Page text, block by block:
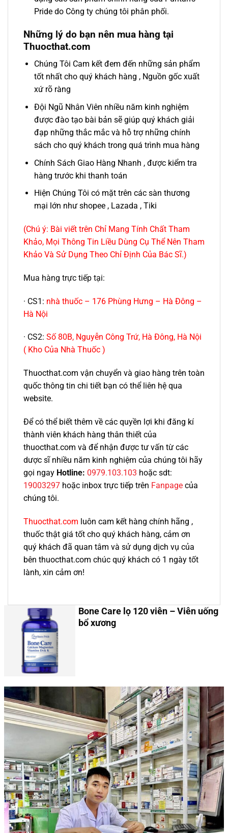
Pride do Công ty chúng tôi phân phối.
Những lý do bạn nên mua hàng tại
Thuocthat.com
Chúng Tôi Cam kết đem đến những sản phẩm
tốt nhất cho quý khách hàng , Nguồn gốc xuất
xứ rõ ràng
Đội Ngũ Nhân Viên nhiều năm kinh nghiệm
được đào tạo bài bản sẽ giúp quý khách giải
đạp những thắc mắc và hỗ trợ những chính
sách cho quý khách trong quá trình mua hàng
Chính Sách Giao Hàng Nhanh , được kiểm tra
hàng trước khi thanh toán
Hiện Chúng Tôi có mặt trên các sàn thương
mại lớn như shopee , Lazada , Tiki
(Chú ý: Bài viết trên Chỉ Mang Tính Chất Tham
Khảo, Mọi Thông Tin Liều Dùng Cụ Thể Nên Tham
Khảo Và Sử Dụng Theo Chỉ Định Của Bác Sĩ.)
Mua hàng trực tiếp tại:
· CS1: nhà thuốc – 176 Phùng Hưng – Hà Đông –
Hà Nội
· CS2: Số 80B, Nguyễn Công Trứ, Hà Đông, Hà Nội
( Kho Của Nhà Thuốc )
Thuocthat.com vận chuyển và giao hàng trên toàn
quốc thông tin chi tiết bạn có thể liên hệ qua
website.
Để có thể biết thêm về các quyền lợi khi đăng kí
thành viên khách hàng thân thiết của
thuocthat.com và để nhận được tư vấn từ các
dược sĩ nhiều năm kinh nghiệm của chúng tôi hãy
gọi ngay Hotline: 0979.103.103 hoặc sdt:
19003297 hoặc inbox trực tiếp trên Fanpage của
chúng tôi.
Thuocthat.com luôn cam kết hàng chính hãng ,
thuốc thật giá tốt cho quý khách hàng, cảm ơn
quý khách đã quan tâm và sử dụng dịch vụ của
bên thuocthat.com chúc quý khách có 1 ngày tốt
lành, xin cảm ơn!
Bone Care lọ 120 viên – Viên uống
bổ xương